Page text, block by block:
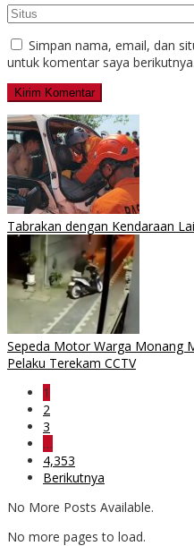
Simpan nama, email, dan
untuk komentar saya berikutnya.
Tabrakan dengan Kendaraan
Sepeda Motor Warga Monang
Pelaku Terekam CCTV
1
2
3
…
4,353
Berikutnya
No More Posts Available.
No more pages to load.